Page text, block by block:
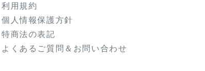
利用規約
個人情報保護方針
特商法の表記
よくあるご質問＆お問い合わせ